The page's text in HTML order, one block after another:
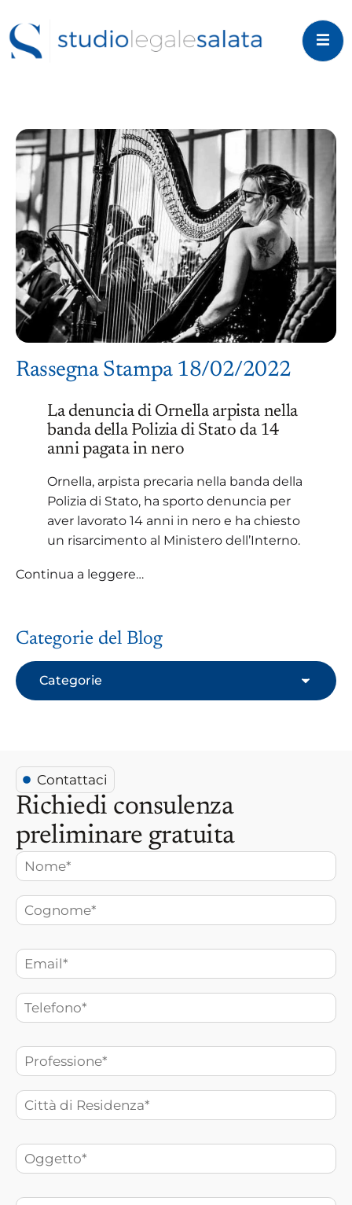
Rassegna Stampa 18/02/2022
La denuncia di Ornella arpista nella
banda della Polizia di Stato da 14
anni pagata in nero
Ornella, arpista precaria nella banda della
Polizia di Stato, ha sporto denuncia per
aver lavorato 14 anni in nero e ha chiesto
un risarcimento al Ministero dell’Interno.
Continua a leggere…
Categorie del Blog
Categorie
Contattaci
Richiedi consulenza
preliminare gratuita